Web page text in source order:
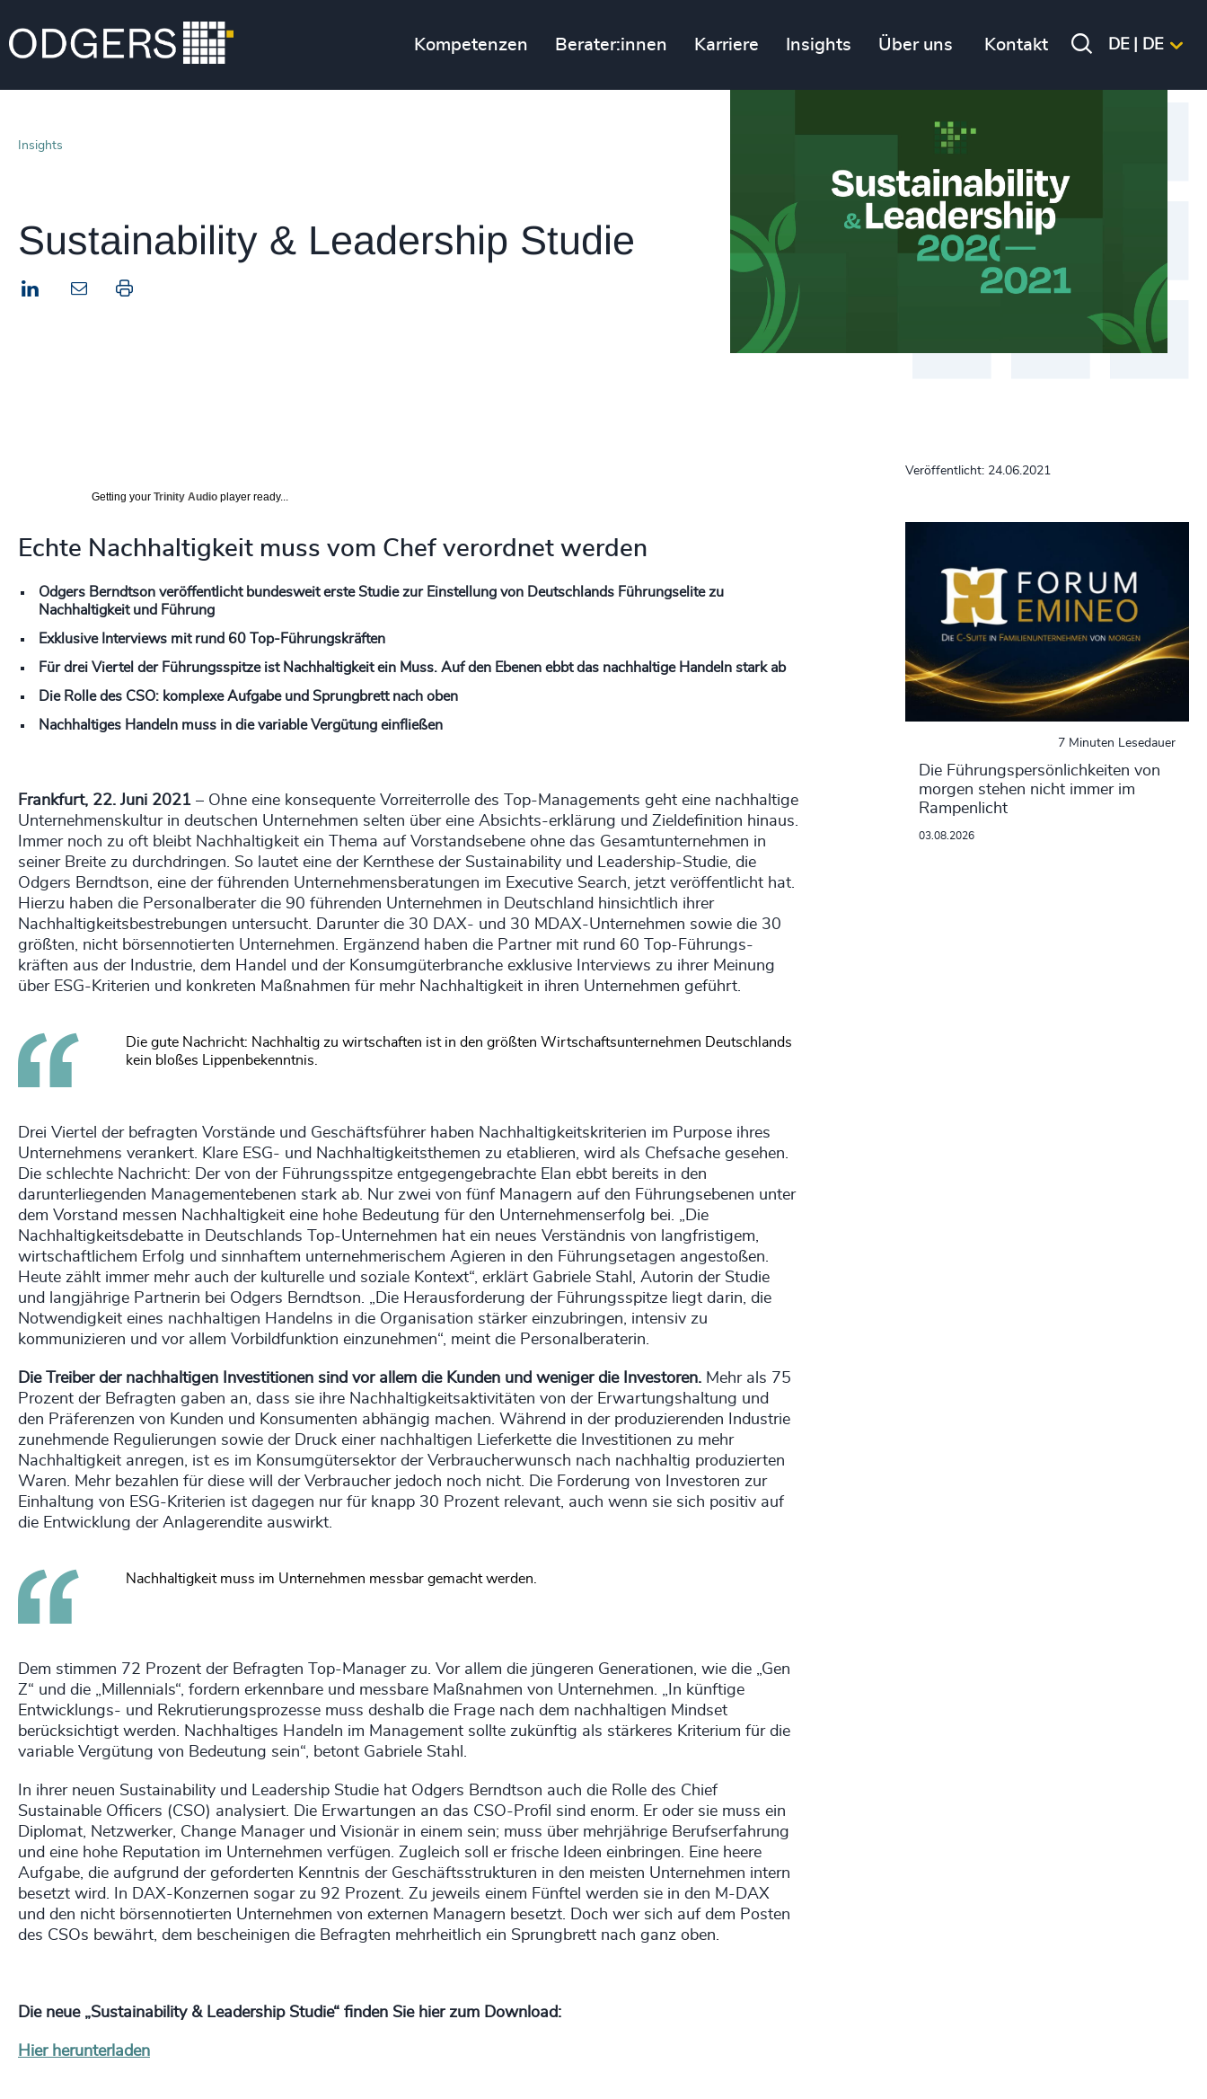
Kompetenzen Berater:innen Karriere Insights Über uns Kontakt DE | DE
Insights
Sustainability & Leadership Studie
LinkedIn Drucken
Getting your Trinity Audio player ready...
Echte Nachhaltigkeit muss vom Chef verordnet werden
Odgers Berndtson veröffentlicht bundesweit erste Studie zur Einstellung von Deutschlands Führungselite zu
Nachhaltigkeit und Führung
Exklusive Interviews mit rund 60 Top-Führungskräften
Für drei Viertel der Führungsspitze ist Nachhaltigkeit ein Muss. Auf den Ebenen ebbt das nachhaltige Handeln stark ab
Die Rolle des CSO: komplexe Aufgabe und Sprungbrett nach oben
Nachhaltiges Handeln muss in die variable Vergütung einfließen
Frankfurt, 22. Juni 2021 – Ohne eine konsequente Vorreiterrolle des Top-Managements geht eine nachhaltige
Unternehmenskultur in deutschen Unternehmen selten über eine Absichts-erklärung und Zieldefinition hinaus.
Immer noch zu oft bleibt Nachhaltigkeit ein Thema auf Vorstandsebene ohne das Gesamtunternehmen in
seiner Breite zu durchdringen. So lautet eine der Kernthese der Sustainability und Leadership-Studie, die
Odgers Berndtson, eine der führenden Unternehmensberatungen im Executive Search, jetzt veröffentlicht hat.
Hierzu haben die Personalberater die 90 führenden Unternehmen in Deutschland hinsichtlich ihrer
Nachhaltigkeitsbestrebungen untersucht. Darunter die 30 DAX- und 30 MDAX-Unternehmen sowie die 30
größten, nicht börsennotierten Unternehmen. Ergänzend haben die Partner mit rund 60 Top-Führungs-
kräften aus der Industrie, dem Handel und der Konsumgüterbranche exklusive Interviews zu ihrer Meinung
über ESG-Kriterien und konkreten Maßnahmen für mehr Nachhaltigkeit in ihren Unternehmen geführt.
Die gute Nachricht: Nachhaltig zu wirtschaften ist in den größten Wirtschaftsunternehmen Deutschlands
kein bloßes Lippenbekenntnis.
Drei Viertel der befragten Vorstände und Geschäftsführer haben Nachhaltigkeitskriterien im Purpose ihres
Unternehmens verankert. Klare ESG- und Nachhaltigkeitsthemen zu etablieren, wird als Chefsache gesehen.
Die schlechte Nachricht: Der von der Führungsspitze entgegengebrachte Elan ebbt bereits in den
darunterliegenden Managementebenen stark ab. Nur zwei von fünf Managern auf den Führungsebenen unter
dem Vorstand messen Nachhaltigkeit eine hohe Bedeutung für den Unternehmenserfolg bei. „Die
Nachhaltigkeitsdebatte in Deutschlands Top-Unternehmen hat ein neues Verständnis von langfristigem,
wirtschaftlichem Erfolg und sinnhaftem unternehmerischem Agieren in den Führungsetagen angestoßen.
Heute zählt immer mehr auch der kulturelle und soziale Kontext“, erklärt Gabriele Stahl, Autorin der Studie
und langjährige Partnerin bei Odgers Berndtson. „Die Herausforderung der Führungsspitze liegt darin, die
Notwendigkeit eines nachhaltigen Handelns in die Organisation stärker einzubringen, intensiv zu
kommunizieren und vor allem Vorbildfunktion einzunehmen“, meint die Personalberaterin.
Die Treiber der nachhaltigen Investitionen sind vor allem die Kunden und weniger die Investoren. Mehr als 75
Prozent der Befragten gaben an, dass sie ihre Nachhaltigkeitsaktivitäten von der Erwartungshaltung und
den Präferenzen von Kunden und Konsumenten abhängig machen. Während in der produzierenden Industrie
zunehmende Regulierungen sowie der Druck einer nachhaltigen Lieferkette die Investitionen zu mehr
Nachhaltigkeit anregen, ist es im Konsumgütersektor der Verbraucherwunsch nach nachhaltig produzierten
Waren. Mehr bezahlen für diese will der Verbraucher jedoch noch nicht. Die Forderung von Investoren zur
Einhaltung von ESG-Kriterien ist dagegen nur für knapp 30 Prozent relevant, auch wenn sie sich positiv auf
die Entwicklung der Anlagerendite auswirkt.
Nachhaltigkeit muss im Unternehmen messbar gemacht werden.
Dem stimmen 72 Prozent der Befragten Top-Manager zu. Vor allem die jüngeren Generationen, wie die „Gen
Z“ und die „Millennials“, fordern erkennbare und messbare Maßnahmen von Unternehmen. „In künftige
Entwicklungs- und Rekrutierungsprozesse muss deshalb die Frage nach dem nachhaltigen Mindset
berücksichtigt werden. Nachhaltiges Handeln im Management sollte zukünftig als stärkeres Kriterium für die
variable Vergütung von Bedeutung sein“, betont Gabriele Stahl.
In ihrer neuen Sustainability und Leadership Studie hat Odgers Berndtson auch die Rolle des Chief
Sustainable Officers (CSO) analysiert. Die Erwartungen an das CSO-Profil sind enorm. Er oder sie muss ein
Diplomat, Netzwerker, Change Manager und Visionär in einem sein; muss über mehrjährige Berufserfahrung
und eine hohe Reputation im Unternehmen verfügen. Zugleich soll er frische Ideen einbringen. Eine heere
Aufgabe, die aufgrund der geforderten Kenntnis der Geschäftsstrukturen in den meisten Unternehmen intern
besetzt wird. In DAX-Konzernen sogar zu 92 Prozent. Zu jeweils einem Fünftel werden sie in den M-DAX
und den nicht börsennotierten Unternehmen von externen Managern besetzt. Doch wer sich auf dem Posten
des CSOs bewährt, dem bescheinigen die Befragten mehrheitlich ein Sprungbrett nach ganz oben.
Die neue „Sustainability & Leadership Studie“ finden Sie hier zum Download:
Hier herunterladen
Veröffentlicht: 24.06.2021
7 Minuten Lesedauer
Die Führungspersönlichkeiten von
morgen stehen nicht immer im
Rampenlicht
03.08.2026